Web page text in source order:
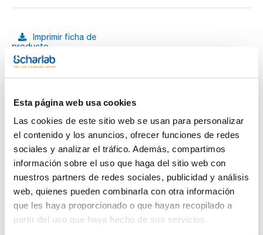
Esta página web usa cookies
Las cookies de este sitio web se usan para personalizar
el contenido y los anuncios, ofrecer funciones de redes
sociales y analizar el tráfico. Además, compartimos
información sobre el uso que haga del sitio web con
nuestros partners de redes sociales, publicidad y análisis
web, quienes pueden combinarla con otra información
que les haya proporcionado o que hayan recopilado a
partir del uso que haya hecho de sus servicios.
Imprimir ficha de
producto
Características
Longitud (mm) : 100
Ver más
Documentación técnica
TDS / Ficha técnica
Regístrate para
descargas
COA
descargas
SDS/ Hoja de seguridad